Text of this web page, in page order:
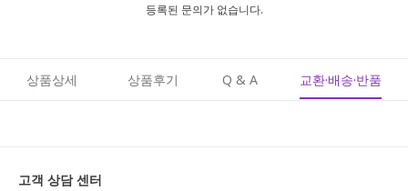
등록된 문의가 없습니다.
상품상세 상품후기 Q & A 교환·배송·반품
고객 상담 센터